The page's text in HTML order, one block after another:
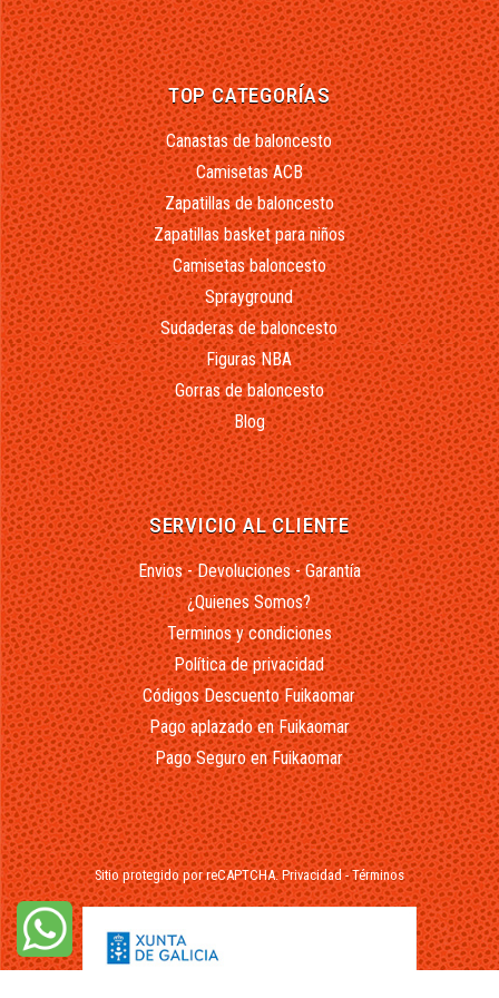
TOP CATEGORÍAS
Canastas de baloncesto
Camisetas ACB
Zapatillas de baloncesto
Zapatillas basket para niños
Camisetas baloncesto
Sprayground
Sudaderas de baloncesto
Figuras NBA
Gorras de baloncesto
Blog
SERVICIO AL CLIENTE
Envios - Devoluciones - Garantía
¿Quienes Somos?
Terminos y condiciones
Política de privacidad
Códigos Descuento Fuikaomar
Pago aplazado en Fuikaomar
Pago Seguro en Fuikaomar
Sitio protegido por reCAPTCHA.Privacidad-Términos